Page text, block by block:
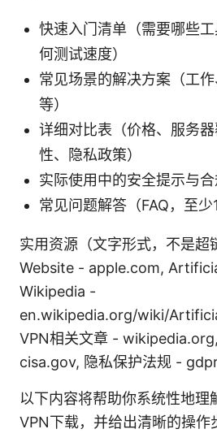
快速入门清单（需要哪些
何测试速度）
常见场景的解决方案（工
等）
详细对比表（价格、服务
性、隐私政策）
实际使用中的安全提示与
常见问题解答（FAQ，至少
实用资源（文字形式，不是超
Website - apple.com,
Wikipedia -
en.wikipedia.org/wiki/
VPN相关文章 -
cisa.gov, 隐私保护法规 -
以下内容将帮助你系统性地理
VPN下载，并给出清晰的操作